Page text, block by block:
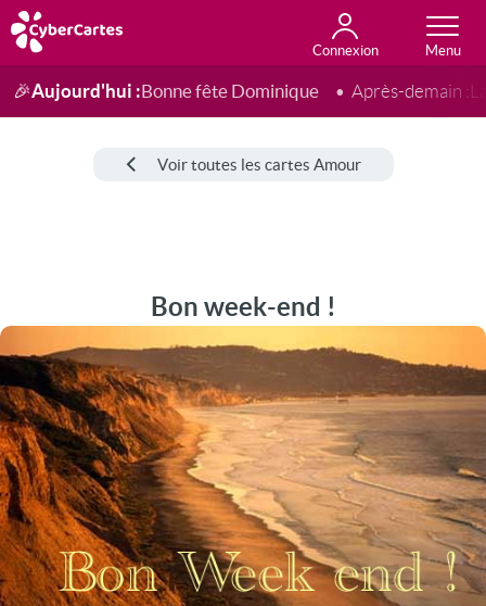
Connexion
Anniversaire
Fête du jour
Amour
Amitié
Merci
Toutes les cartes
🎉Aujourd'hui :Bonne fête Dominique Après-demain :
Voir toutes les cartes Amour
Bon week-end !